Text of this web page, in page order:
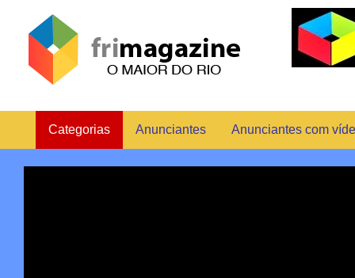
Categorias Anunciantes Anunciantes com